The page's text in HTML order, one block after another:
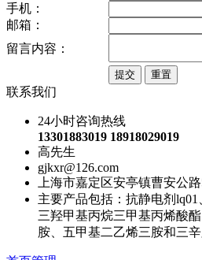
手机：
邮箱：
留言内容：
联系我们
24小时咨询热线
13301883019 18918029019
高先生
gjkxr@126.com
上海市嘉定区安亭镇曹安公
主要产品包括：抗静电剂lq01
三羟甲基丙烷三甲基丙烯酸
胺、五甲基二乙烯三胺和三